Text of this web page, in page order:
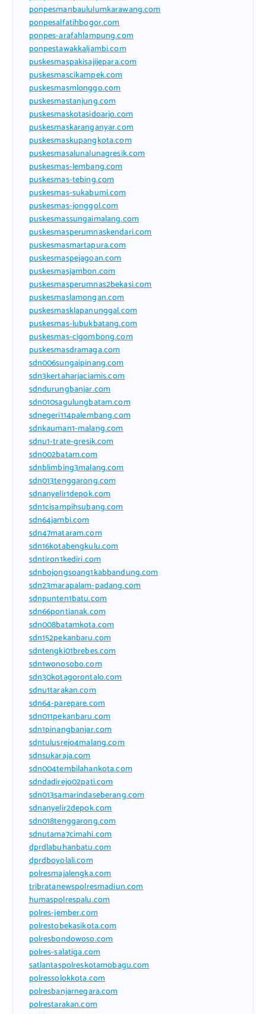
ponpesmanbaululumkarawang.com
ponpesalfatihbogor.com
ponpes-arafahlampung.com
ponpestawakkaljambi.com
puskesmaspakisajijepara.com
puskesmascikampek.com
puskesmasmlonggo.com
puskesmastanjung.com
puskesmaskotasidoarjo.com
puskesmaskaranganyar.com
puskesmaskupangkota.com
puskesmasalunalunagresik.com
puskesmas-lembang.com
puskesmas-tebing.com
puskesmas-sukabumi.com
puskesmas-jonggol.com
puskesmassungaimalang.com
puskesmasperumnaskendari.com
puskesmasmartapura.com
puskesmaspejagoan.com
puskesmasjambon.com
puskesmasperumnas2bekasi.com
puskesmaslamongan.com
puskesmasklapanunggal.com
puskesmas-lubukbatang.com
puskesmas-cigombong.com
puskesmasdramaga.com
sdn006sungaipinang.com
sdn3kertaharjaciamis.com
sdndurungbanjar.com
sdn010sagulungbatam.com
sdnegeri114palembang.com
sdnkauman1-malang.com
sdnu1-trate-gresik.com
sdn002batam.com
sdnblimbing3malang.com
sdn013tenggarong.com
sdnanyelir1depok.com
sdn1cisampihsubang.com
sdn64jambi.com
sdn47mataram.com
sdn16kotabengkulu.com
sdntiron1kediri.com
sdnbojongsoang1kabbandung.com
sdn23marapalam-padang.com
sdnpunten1batu.com
sdn66pontianak.com
sdn008batamkota.com
sdn152pekanbaru.com
sdntengki01brebes.com
sdn1wonosobo.com
sdn30kotagorontalo.com
sdnu1tarakan.com
sdn64-parepare.com
sdn011pekanbaru.com
sdn1pinangbanjar.com
sdntulusrejo4malang.com
sdnsukaraja.com
sdn004tembilahankota.com
sdndadirejo02pati.com
sdn013samarindaseberang.com
sdnanyelir2depok.com
sdn018tenggarong.com
sdnutama7cimahi.com
dprdlabuhanbatu.com
dprdboyolali.com
polresmajalengka.com
tribratanewspolresmadiun.com
humaspolrespalu.com
polres-jember.com
polrestobekasikota.com
polresbondowoso.com
polres-salatiga.com
satlantaspolreskotamobagu.com
polressolokkota.com
polresbanjarnegara.com
polrestarakan.com